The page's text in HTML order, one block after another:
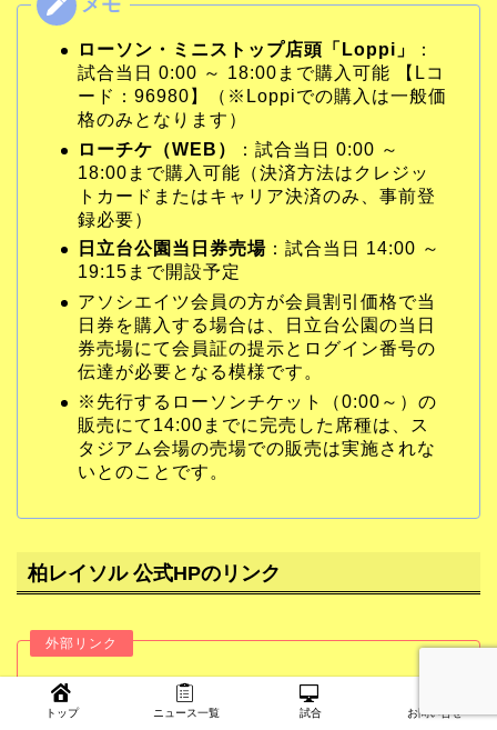
ローソン・ミニストップ店頭「Loppi」
：
試合当日 0:00 ～ 18:00まで購入可能 【Lコ
ード：96980】（※Loppiでの購入は一般価
格のみとなります）
ローチケ（WEB）
：試合当日 0:00 ～
18:00まで購入可能（決済方法はクレジッ
トカードまたはキャリア決済のみ、事前登
録必要）
日立台公園当日券売場 ：試合当日 14:00 ～
19:15まで開設予定
アソシエイツ会員の方が会員割引価格で当
日券を購入する場合は、日立台公園の当日
券売場にて会員証の提示とログイン番号の
伝達が必要となる模様です。
※先行するローソンチケット（0:00～）の
販売にて14:00までに完売した席種は、ス
タジアム会場の売場での販売は実施されな
いとのことです。
柏レイソル 公式HPのリンク
柏レイソル Official Site
トップ ニュース一覧 試合 お問い合せ